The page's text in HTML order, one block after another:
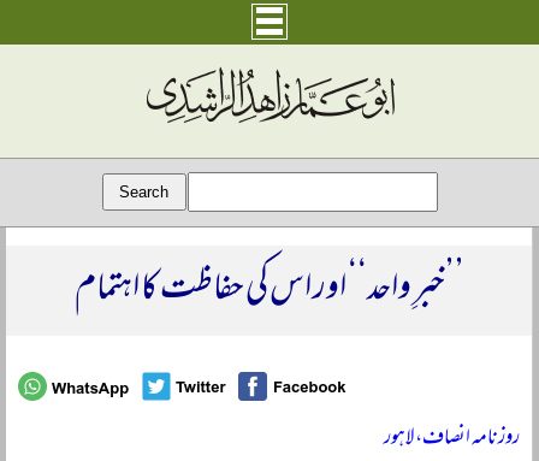
’’خبرِ واحد‘‘ اور اس کی حفاظت کا اہتمام
روزنامہ انصاف، لاہور